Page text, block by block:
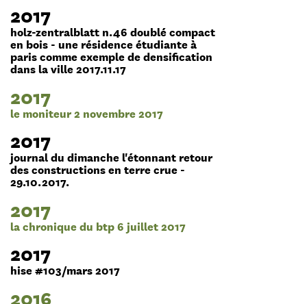
2017
holz-zentralblatt n.46 doublé compact
en bois - une résidence étudiante à
paris comme exemple de densification
dans la ville 2017.11.17
2017
le moniteur 2 novembre 2017
2017
journal du dimanche l'étonnant retour
des constructions en terre crue -
29.10.2017.
2017
la chronique du btp 6 juillet 2017
2017
hise #103/mars 2017
2016